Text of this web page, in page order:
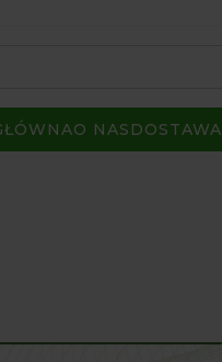
O NAS DOSTAWA